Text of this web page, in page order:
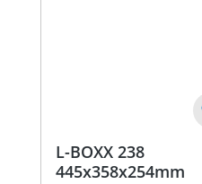
L-BOXX 238
445x358x254mm